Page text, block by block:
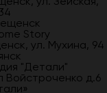
Story
ул. Мухина, 94
"Детали"
Войстроченко д.6